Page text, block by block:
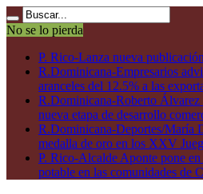
No se lo pierda
P. Rico-Lanza nueva
R.Dominicana-Empresarios
aranceles del 12.5% a las
R.Dominicana-Roberto Álvarez
nueva etapa de desarrollo
R.Dominicana-Deportes/María
medalla de oro en los XXV
P. Rico-Alcalde Aponte pone en
potable en las comunidades de